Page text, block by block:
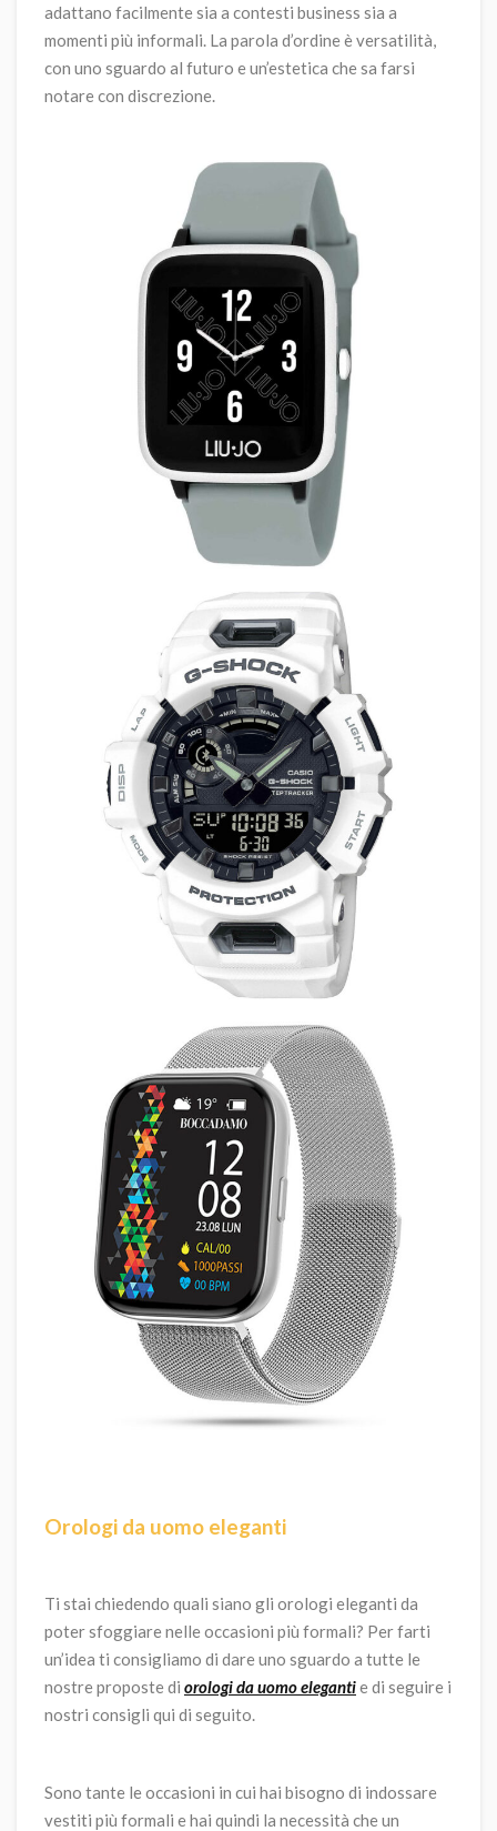
adattano facilmente sia a contesti business sia a
momenti più informali. La parola d’ordine è versatilità,
con uno sguardo al futuro e un’estetica che sa farsi
notare con discrezione.
Orologi da uomo eleganti
Ti stai chiedendo quali siano gli orologi eleganti da
poter sfoggiare nelle occasioni più formali? Per farti
un’idea ti consigliamo di dare uno sguardo a tutte le
nostre proposte di orologi da uomo elegantie di seguire i
nostri consigli qui di seguito.
Sono tante le occasioni in cui hai bisogno di indossare
vestiti più formali e hai quindi la necessità che un